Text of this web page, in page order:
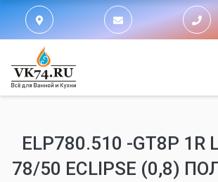
ELP780.510 -GT8P 1R
78/50 ECLIPSE (0,8)